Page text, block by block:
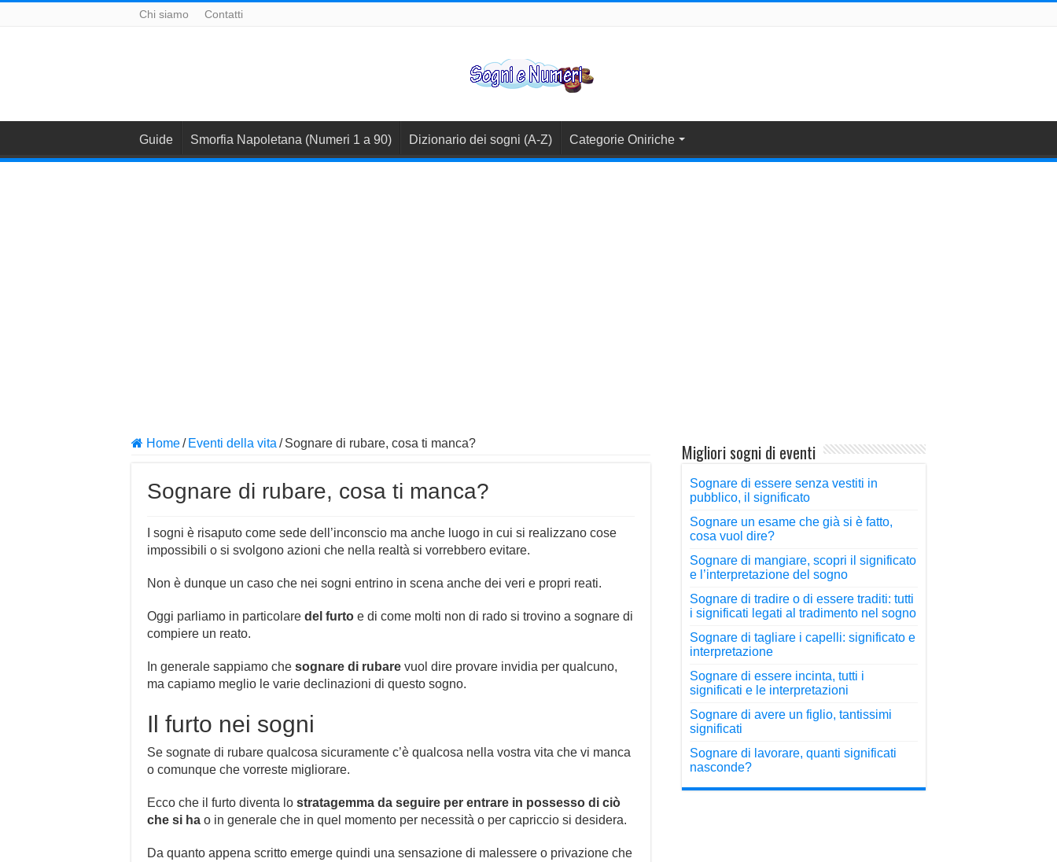
Chi siamo Contatti
Guide Smorfia Napoletana (Numeri 1 a 90) Dizionario dei sogni (A-Z) Categorie Oniriche
Home/ Eventi della vita / Sognare di rubare, cosa ti manca?
Sognare di rubare, cosa ti manca?
I sogni è risaputo come sede dell’inconscio ma anche luogo in cui si realizzano cose
impossibili o si svolgono azioni che nella realtà si vorrebbero evitare.
Non è dunque un caso che nei sogni entrino in scena anche dei veri e propri reati.
Oggi parliamo in particolare del furto e di come molti non di rado si trovino a sognare di
compiere un reato.
In generale sappiamo che sognare di rubare vuol dire provare invidia per qualcuno,
ma capiamo meglio le varie declinazioni di questo sogno.
Il furto nei sogni
Se sognate di rubare qualcosa sicuramente c’è qualcosa nella vostra vita che vi manca
o comunque che vorreste migliorare.
Ecco che il furto diventa lo stratagemma da seguire per entrare in possesso di ciò
che si ha o in generale che in quel momento per necessità o per capriccio si desidera.
Da quanto appena scritto emerge quindi una sensazione di malessere o privazione che
Migliori sogni di eventi
Sognare di essere senza vestiti in
pubblico, il significato
Sognare un esame che già si è fatto,
cosa vuol dire?
Sognare di mangiare, scopri il significato
e l’interpretazione del sogno
Sognare di tradire o di essere traditi: tutti
i significati legati al tradimento nel sogno
Sognare di tagliare i capelli: significato e
interpretazione
Sognare di essere incinta, tutti i
significati e le interpretazioni
Sognare di avere un figlio, tantissimi
significati
Sognare di lavorare, quanti significati
nasconde?